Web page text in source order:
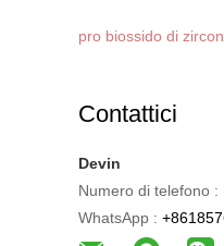
pro biossido di
Contattici
Devin
Numero di telefono :
WhatsApp :